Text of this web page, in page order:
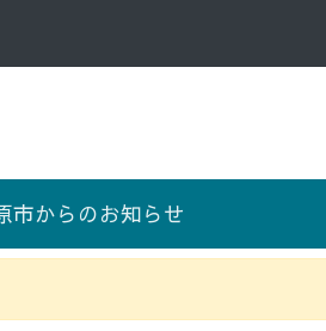
市からのお知らせ